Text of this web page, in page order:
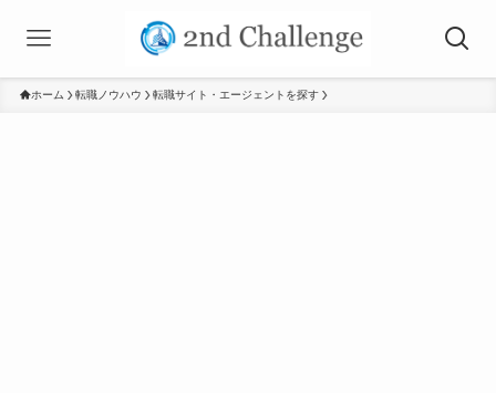
ホーム 転職ノウハウ 転職サイト・エージェントを探す